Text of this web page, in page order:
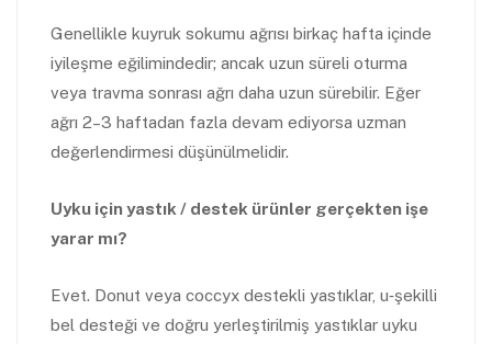
Genellikle kuyruk sokumu ağrısı birkaç hafta içinde
iyileşme eğilimindedir; ancak uzun süreli oturma
veya travma sonrası ağrı daha uzun sürebilir. Eğer
ağrı 2–3 haftadan fazla devam ediyorsa uzman
değerlendirmesi düşünülmelidir.
Uyku için yastık / destek ürünler gerçekten işe
yarar mı?
Evet. Donut veya coccyx destekli yastıklar, u‑şekilli
bel desteği ve doğru yerleştirilmiş yastıklar uyku